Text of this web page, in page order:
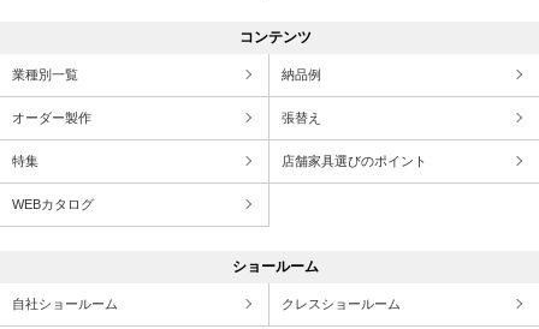
コンテンツ
業種別一覧 納品例
オーダー製作 張替え
特集 店舗家具選びのポイント
WEBカタログ
ショールーム
自社ショールーム クレスショールーム